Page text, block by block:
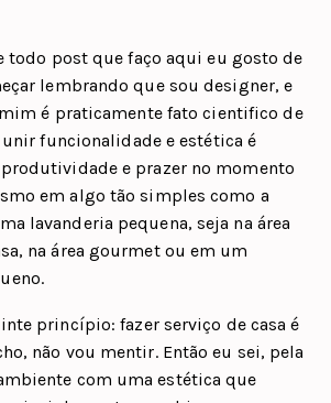
todo post que faço aqui eu gosto de
lembrando que sou designer, e
é praticamente fato cientifico de
funcionalidade e estética é
e prazer no momento
em algo tão simples como a
lavanderia pequena, seja na área
na área gourmet ou em um
princípio: fazer serviço de casa é
não vou mentir. Então eu sei, pela
com uma estética que